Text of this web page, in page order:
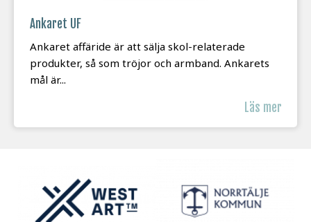
Ankaret UF
Ankaret affäride är att sälja skol-relaterade
produkter, så som tröjor och armband. Ankarets
mål är...
Läs mer